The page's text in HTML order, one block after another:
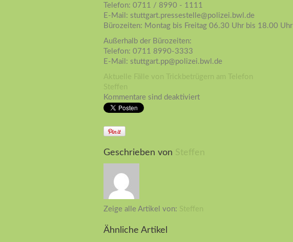
Telefon: 0711 / 8990 - 1111
E-Mail: stuttgart.pressestelle@polizei.bwl.de
Bürozeiten: Montag bis Freitag 06.30 Uhr bis 18.00 Uhr
Außerhalb der Bürozeiten:
Telefon: 0711 8990-3333
E-Mail: stuttgart.pp@polizei.bwl.de
Aktuelle Fälle von Trickbetrügern am Telefon
Steffen
Kommentare sind deaktiviert
Geschrieben von Steffen
Zeige alle Artikel von: Steffen
Ähnliche Artikel